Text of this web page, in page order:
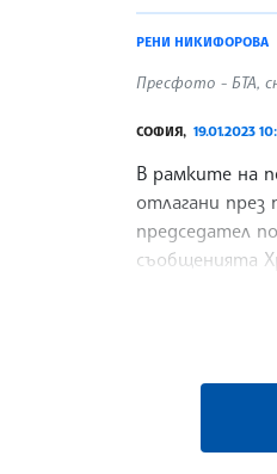
РЕНИ НИКИФОРОВА
Пресфото - БТА,
СОФИЯ, 19.01.2023
В рамките на
отлагани през
председател
съобщенията